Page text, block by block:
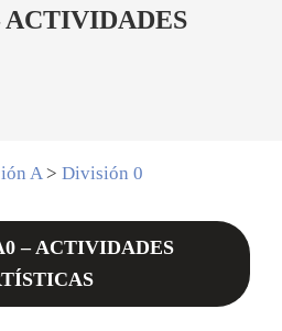
ACTIVIDADES
A> División 0
– ACTIVIDADES